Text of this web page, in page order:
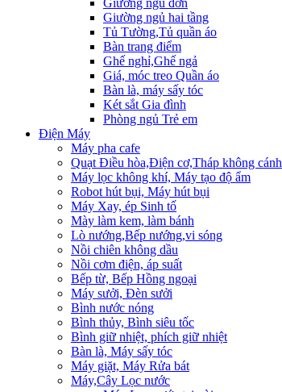
Giường ngủ hai tầng
Tủ Tường,Tủ quần áo
Bàn trang điểm
Ghế nghỉ,Ghế ngả
Giá, móc treo Quần áo
Bàn là, máy sấy tóc
Két sắt Gia đình
Phòng ngủ Trẻ em
Điện Máy
Máy pha cafe
Quạt Điều hòa,Điện cơ,Tháp không cánh
Máy lọc không khí, Máy tạo độ ẩm
Robot hút bụi, Máy hút bụi
Máy Xay, ép Sinh tố
Mày làm kem, làm bánh
Lò nướng,Bếp nướng,vi sóng
Nồi chiên không dầu
Nồi cơm điện, áp suất
Bếp từ, Bếp Hồng ngoại
Máy sưởi, Đèn sưởi
Bình nước nóng
Bình thủy, Bình siêu tốc
Bình giữ nhiệt, phích giữ nhiệt
Bàn là, Máy sấy tóc
Máy giặt, Máy Rửa bát
Máy,Cây Lọc nước